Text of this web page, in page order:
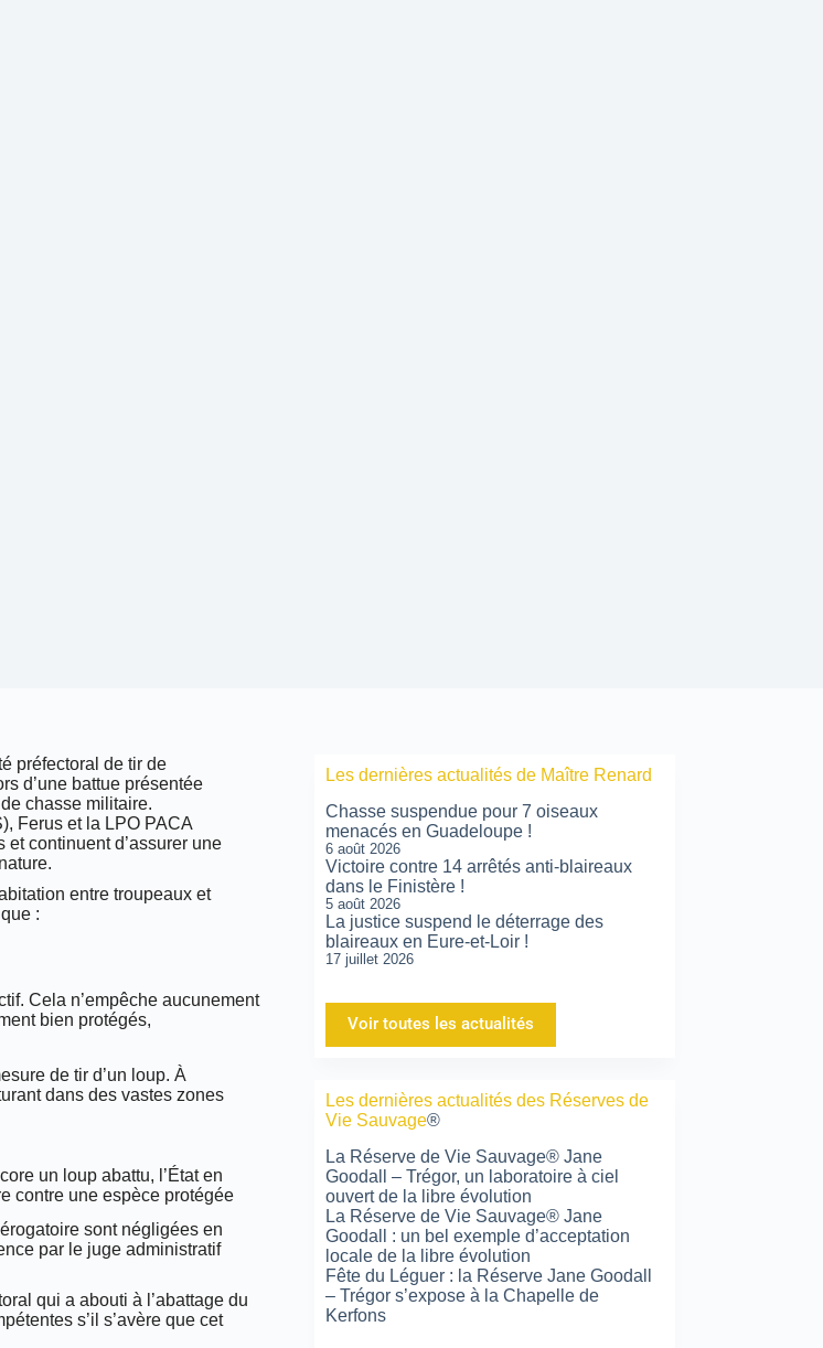
préfectoral de tir de
d’une battue présentée
chasse militaire.
Ferus et la LPO PACA
continuent d’assurer une
entre troupeaux et
:
Cela n’empêche aucunement
bien protégés,
de tir d’un loup. À
dans des vastes zones
sont négligées en
par le juge administratif
qui a abouti à l’abattage du
s’il s’avère que cet
Les dernières actualités de Maître Renard
Chasse suspendue pour 7 oiseaux
menacés en Guadeloupe !
6 août 2026
Victoire contre 14 arrêtés anti-blaireaux
dans le Finistère !
5 août 2026
La justice suspend le déterrage des
blaireaux en Eure-et-Loir !
17 juillet 2026
Voir toutes les actualités
Les dernières actualités des Réserves de
Vie Sauvage®
La Réserve de Vie Sauvage® Jane
Goodall – Trégor, un laboratoire à ciel
ouvert de la libre évolution
La Réserve de Vie Sauvage® Jane
Goodall : un bel exemple d’acceptation
locale de la libre évolution
Fête du Léguer : la Réserve Jane Goodall
– Trégor s’expose à la Chapelle de
Kerfons